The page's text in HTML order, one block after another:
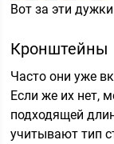
Вот за эти
Кронштейны
Часто они уже
Если же их нет,
подходящей
учитывают тип